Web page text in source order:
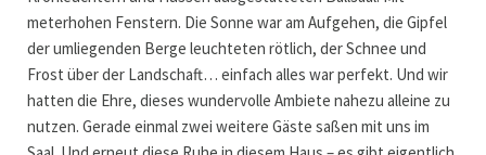
meterhohen Fenstern. Die Sonne war am Aufgehen, die Gipfel
der umliegenden Berge leuchteten rötlich, der Schnee und
Frost über der Landschaft… einfach alles war perfekt. Und wir
hatten die Ehre, dieses wundervolle Ambiete nahezu alleine zu
nutzen. Gerade einmal zwei weitere Gäste saßen mit uns im